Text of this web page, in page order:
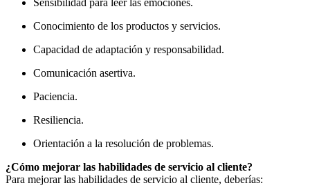
Sensibilidad para leer las emociones.
Conocimiento de los productos y servicios.
Capacidad de adaptación y responsabilidad.
Comunicación asertiva.
Paciencia.
Resiliencia.
Orientación a la resolución de problemas.
¿Cómo mejorar las habilidades de servicio al cliente?
Para mejorar las habilidades de servicio al cliente, deberías: